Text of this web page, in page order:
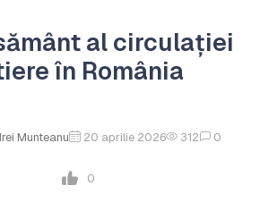
al circulației
în România
Munteanu 20 aprilie 2026 312 0
0